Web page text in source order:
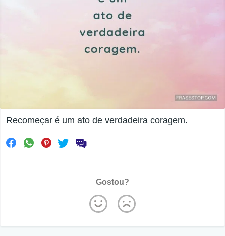
Recomeçar é um ato de verdadeira coragem.
Gostou?